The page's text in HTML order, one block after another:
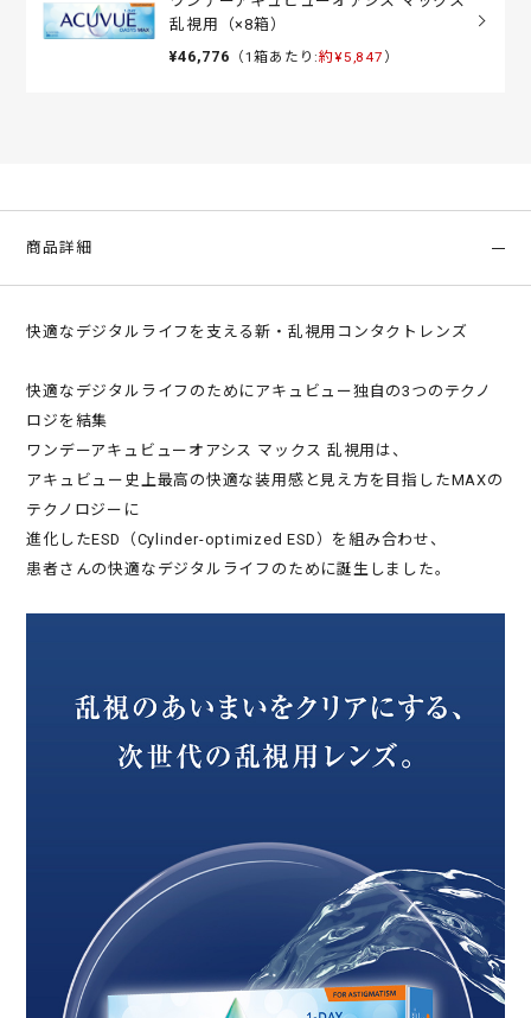
乱視用（×8箱）
¥46,776 （1箱あたり:約¥5,847 ）
商品詳細
快適なデジタルライフを支える新・乱視用コンタクトレンズ
快適なデジタルライフのためにアキュビュー独自の3つのテクノ
ロジを結集
ワンデーアキュビューオアシス マックス 乱視用は、
アキュビュー史上最高の快適な装用感と見え方を目指したMAXの
テクノロジーに
進化したESD（Cylinder-optimized ESD）を組み合わせ、
患者さんの快適なデジタルライフのために誕生しました。